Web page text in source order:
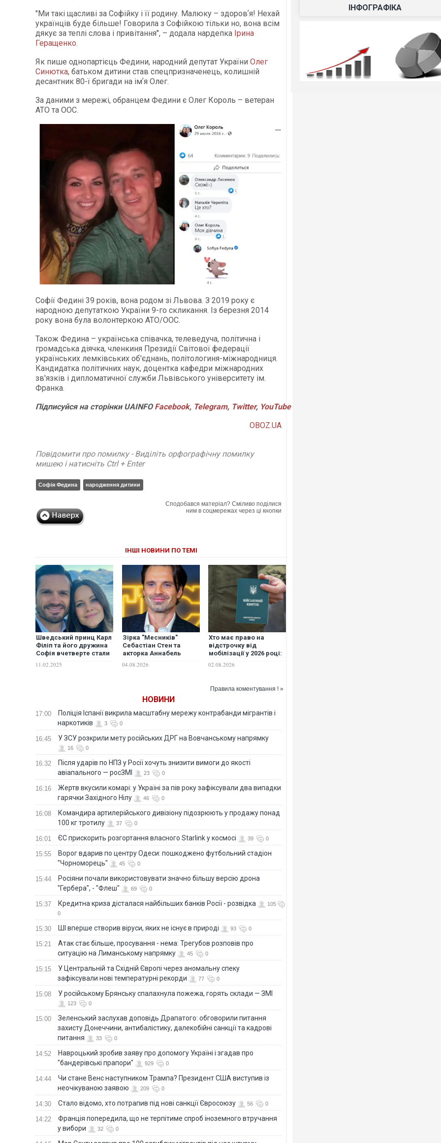
"Ми такі щасливі за Софійку і її родину. Малюку – здоровʼя! Нехай
українців буде більше! Говорила з Софійкою тільки но, вона всім
дякує за теплі слова і привітання", – додала нардепка Ірина
Геращенко.
Як пише однопартієць Федини, народний депутат України Олег
Синютка, батьком дитини став спецпризначенець, колишній
десантник 80-ї бригади на імʼя Олег.
За даними з мережі, обранцем Федини є Олег Король – ветеран
АТО та ООС.
Софії Федині 39 років, вона родом зі Львова. З 2019 року є
народною депутаткою України 9-го скликання. Із березня 2014
року вона була волонтеркою АТО/ООС.
Також Федина – українська співачка, телеведуча, політична і
громадська діячка, членкиня Президії Світової федерації
українських лемківських об'єднань, політологиня-міжнародниця.
Кандидатка політичних наук, доцентка кафедри міжнародних
зв'язків і дипломатичної служби Львівського університету ім.
Франка.
Підписуйся на сторінки UAINFO Facebook, Telegram, Twitter, YouTube
OBOZ.UA
Повідомити про помилку - Виділіть орфографічну помилку
мишею і натисніть Ctrl + Enter
Софія Федина народження дитини
Сподобався матеріал? Сміливо поділися
ним в соцмережах через ці кнопки
ІНШІ НОВИНИ ПО ТЕМІ
Шведський принц Карл
Філіп та його дружина
Софія вчетверте стали
11.02.2025
Зірка "Месників"
Себастіан Стен та
акторка Аннабель
батьками
04.08.2026
Хто має право на
відстрочку від
мобілізації у 2026 році:
02.08.2026
Правила коментування ! »
НОВИНИ
17:00
Поліція Іспанії викрила масштабну мережу контрабанди мігрантів і
наркотиків
3 0
16:45 У ЗСУ розкрили мету російських ДРГ на Вовчанському напрямку
16 0
16:32
Після ударів по НПЗ у Росії хочуть знизити вимоги до якості
авіапального — росЗМІ
23 0
16:16
Жертв вкусили комарі: у Україні за пів року зафіксували два випадки
гарячки Західного Нілу
46 0
16:08
Командира артилерійського дивізіону підозрюють у продажу понад
100 кг тротилу
37 0
16:01 ЄС прискорить розгортання власного Starlink у космосі 39 0
15:55
Ворог вдарив по центру Одеси: пошкоджено футбольний стадіон
"Чорноморець"
45 0
15:44
Росіяни почали використовувати значно більшу версію дрона
"Гербера", - "Флеш"
69 0
15:37 Кредитна криза дісталася найбільших банків Росії - розвідка
105
0
15:30 ШІ вперше створив віруси, яких не існує в природі 93 0
15:21
Атак стає більше, просування - нема: Трегубов розповів про
ситуацію на Лиманському напрямку
45 0
15:15
У Центральній та Східній Європі через аномальну спеку
зафіксували нові температурні рекорди
77 0
15:08 У російському Брянську спалахнула пожежа, горять склади — ЗМІ
123 0
15:00
Зеленський заслухав доповідь Драпатого: обговорили питання
захисту Донеччини, антибалістику, далекобійні санкції та кадрові
питання
33 0
14:52
Навроцький зробив заяву про допомогу Україні і згадав про
"бандерівські прапори"
929 0
14:44
Чи стане Венс наступником Трампа? Президент США виступив із
неочікуваною заявою
209 0
14:30 Стало відомо, хто потрапив під нові санкції Євросоюзу 56 0
14:22
Франція попередила, що не терпітиме спроб іноземного втручання
у вибори
32 0
ІНФОГРАФІКА